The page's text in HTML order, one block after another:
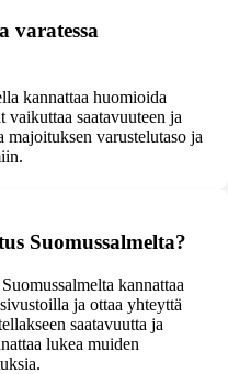
varatessa
kannattaa huomioida
vaikuttaa saatavuuteen ja
varustelutaso ja
Suomussalmelta?
kannattaa
ja ottaa yhteyttä
saatavuutta ja
lukea muiden